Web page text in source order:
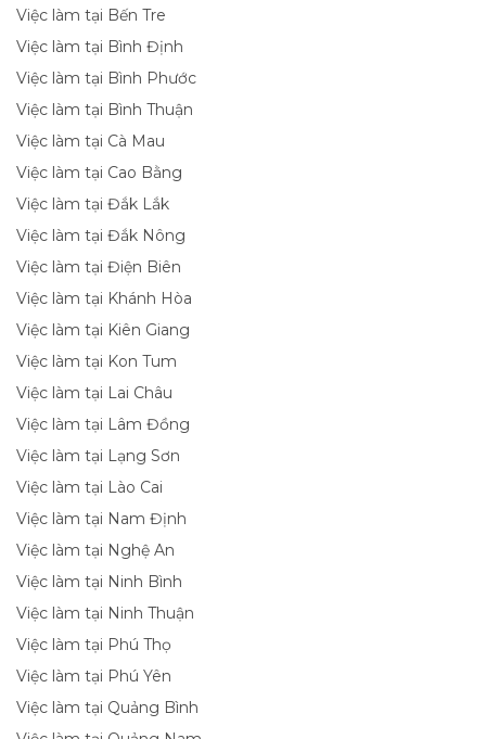
Việc làm tại Bến Tre
Việc làm tại Bình Định
Việc làm tại Bình Phước
Việc làm tại Bình Thuận
Việc làm tại Cà Mau
Việc làm tại Cao Bằng
Việc làm tại Đắk Lắk
Việc làm tại Đắk Nông
Việc làm tại Điện Biên
Việc làm tại Khánh Hòa
Việc làm tại Kiên Giang
Việc làm tại Kon Tum
Việc làm tại Lai Châu
Việc làm tại Lâm Đồng
Việc làm tại Lạng Sơn
Việc làm tại Lào Cai
Việc làm tại Nam Định
Việc làm tại Nghệ An
Việc làm tại Ninh Bình
Việc làm tại Ninh Thuận
Việc làm tại Phú Thọ
Việc làm tại Phú Yên
Việc làm tại Quảng Bình